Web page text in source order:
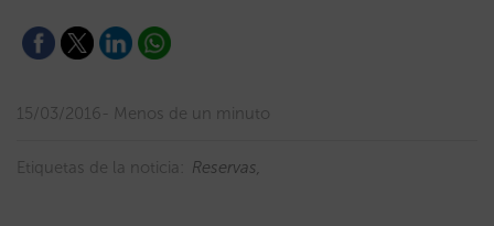
15/03/2016 Menos de un minuto
Etiquetas de la noticia: Reservas